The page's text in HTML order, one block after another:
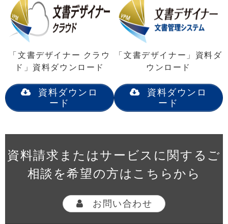
「文書デザイナー クラウ
ド」資料ダウンロード
資料ダウンロ
ード
「文書デザイナー」資料ダ
ウンロード
資料ダウンロ
ード
資料請求またはサービスに関するご
相談を希望の方はこちらから
お問い合わせ